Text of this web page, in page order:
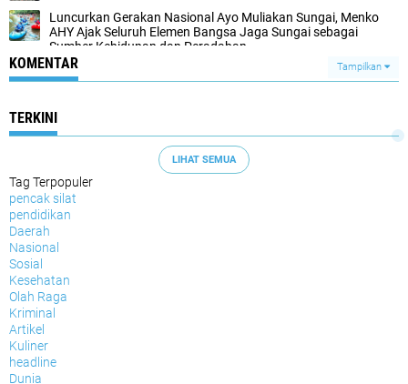
Luncurkan Gerakan Nasional Ayo Muliakan Sungai, Menko
AHY Ajak Seluruh Elemen Bangsa Jaga Sungai sebagai
Sumber Kehidupan dan Peradaban
KOMENTAR Tampilkan
TERKINI
LIHAT SEMUA
Tag Terpopuler
pencak silat
pendidikan
Daerah
Nasional
Sosial
Kesehatan
Olah Raga
Kriminal
Artikel
Kuliner
headline
Dunia